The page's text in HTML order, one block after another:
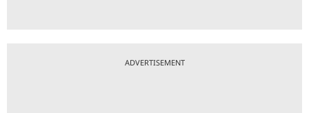
ADVERTISEMENT